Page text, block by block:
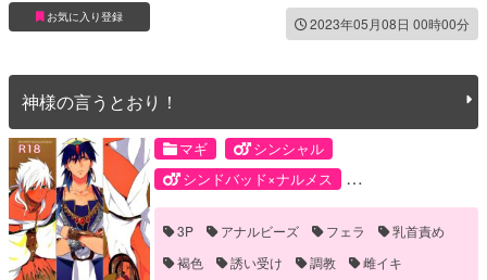
お気に入り登録 2023年05月08日 00時00分
神様の言うとおり！
マギ
シンシャル
シンドバッド×ナルメス
ナルメス×シャルルカン
シャルルカン
シンドバッド
ナルメス・ティティ
3P アナルビーズ フェラ
乳首責め
褐色
誘い受け 調教 雌イキ